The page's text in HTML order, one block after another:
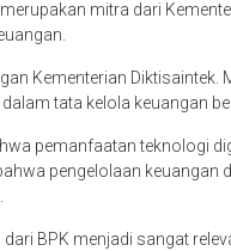
mitra dari
Kementerian
tata kelola keuangan
pemanfaatan teknologi
pengelolaan keuangan
BPK menjadi sangat